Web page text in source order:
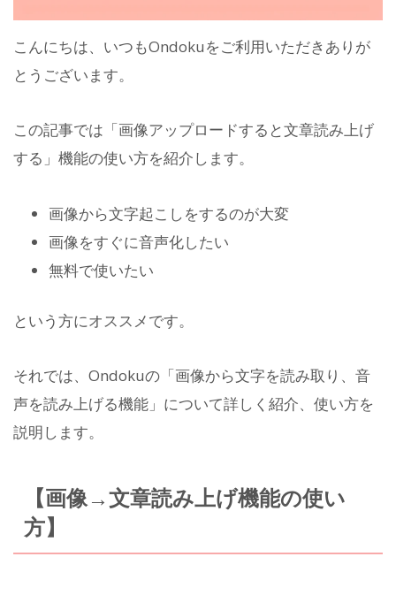
こんにちは、いつもOndokuをご利用いただきありが
とうございます。
この記事では「画像アップロードすると文章読み上げ
する」機能の使い方を紹介します。
画像から文字起こしをするのが大変
画像をすぐに音声化したい
無料で使いたい
という方にオススメです。
それでは、Ondokuの「画像から文字を読み取り、音
声を読み上げる機能」について詳しく紹介、使い方を
説明します。
【画像→文章読み上げ機能の使い
方】